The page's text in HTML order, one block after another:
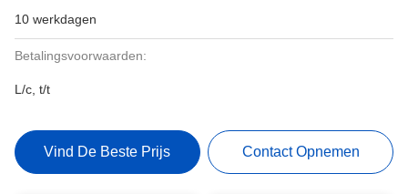
10 werkdagen
Betalingsvoorwaarden:
L/c, t/t
Vind De Beste Prijs Contact Opnemen